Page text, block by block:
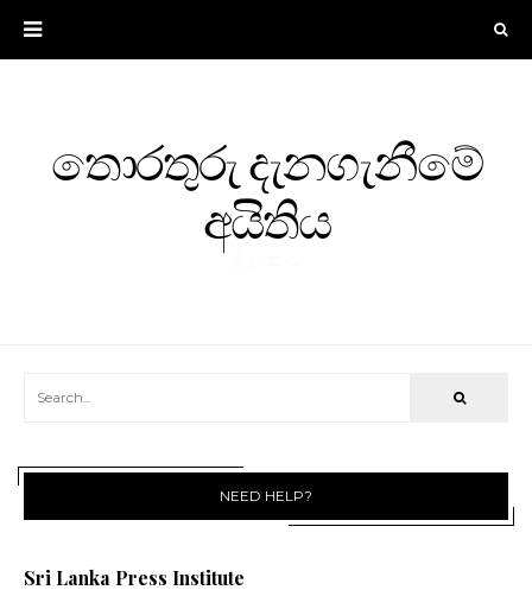
තොරතුරු දැනගැනීමේ
අයිතිය
NEED HELP?
Sri Lanka Press Institute